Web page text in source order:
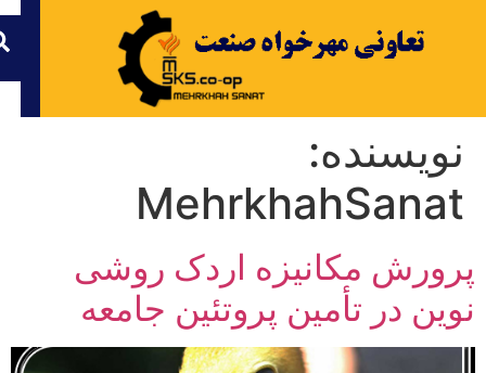
نویسنده:
MehrkhahSanat
پرورش مکانیزه اردک روشی
نوین در تأمین پروتئین جامعه